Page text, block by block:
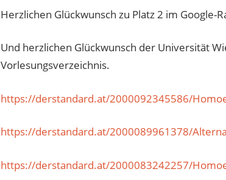
Herzlichen Glückwunsch zu Platz 2 im Google-
Und herzlichen Glückwunsch der Universität
Vorlesungsverzeichnis.
https://derstandard.at/2000092345586/
https://derstandard.at/2000089961378/
https://derstandard.at/2000083242257/